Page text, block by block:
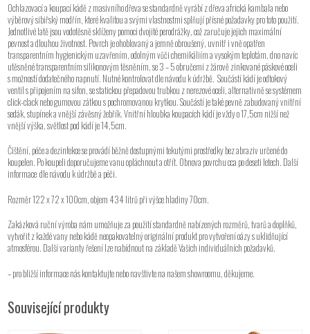
Ochlazovací a koupací kádě z masivního dřeva se standardně vyrábí z dřeva africká kambala nebo
výběrový sibiřský modřín, které kvalitou a svými vlastnostmi splňují přísné požadavky pro toto použití.
Jednotlivé latě jsou vodotěsně sklíženy pomoci dvojité perodrážky, což zaručuje jejich maximální
pevnost a dlouhou životnost. Povrch je ohoblovaný a jemně obroušený, uvnitř i vně opatřen
transparentním hygienickým uzavřením, odolným vůči chemikáliím a vysokým teplotám, dno navíc
utěsněné transparentním silikonovým těsněním, se 3 – 5 obručemi z žárově zinkované páskové oceli
s možností dodatečného napnutí. Nutné kontrolovat dle návodu k údržbě. Součástí kádí je odtokový
ventil s připojením na sifon, se statickou přepadovou trubkou z nerezové oceli, alternativně se systémem
click-clack nebo gumovou zátkou s pochromovanou krytkou. Součástí je také pevně zabudovaný vnitřní
sedák, stupínek a vnější závěsný žebřík. Vnitřní hloubka koupacích kádí je vždy o 17,5cm nižší než
vnější výška, světlost pod kádí je 14,5cm.
Čištění, péče a dezinfekce se provádí běžně dostupnými tekutými prostředky bez abraziv určené do
koupelen. Po koupeli doporučujeme vanu opláchnout a otřít. Obnova povrchu cca po deseti letech. Další
informace dle návodu k údržbě a péči.
Rozměr 122 x 72 x 100cm, objem 434 litrů při výšce hladiny 70cm.
Zakázková ruční výroba nám umožňuje za použití standardně nabízených rozměrů, tvarů a doplňků,
vytvořit z každé vany nebo kádě neopakovatelný originální produkt pro vytvoření oázy s uklidňující
atmosférou. Další varianty řešení lze nabídnout na základě Vašich individuálních požadavků.
– pro bližší informace nás kontaktujte nebo navštivte na našem showroomu, děkujeme.
Související produkty